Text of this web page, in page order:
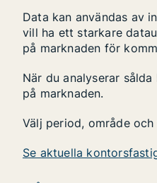
Data kan användas av
vill ha ett starkare
på marknaden för
När du analyserar
på marknaden.
Välj period, område
Se aktuella